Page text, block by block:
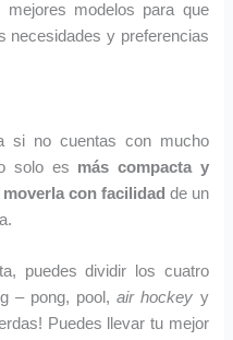
modelos para que
necesidades y preferencias
si no cuentas con mucho
solo es más compacta y
moverla con facilidad de un
puedes dividir los cuatro
– pong, pool,air hockey y
Puedes llevar tu mejor